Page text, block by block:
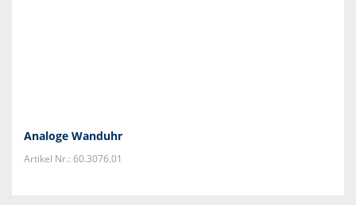
Analoge Wanduhr
Artikel Nr.: 60.3076.01